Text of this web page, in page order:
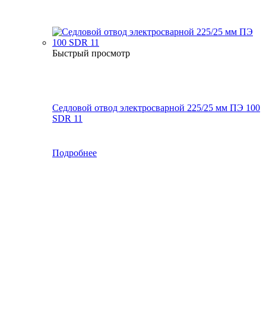
Быстрый просмотр
Седловой отвод электросварной 225/25 мм ПЭ 100
SDR 11
Подробнее